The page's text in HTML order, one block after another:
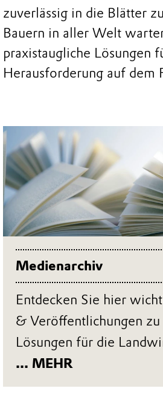
Medienarchiv
Entdecken Sie hier
& Veröffentlichungen zu
Lösungen für die
... MEHR
zuverlässig in die Blätter
Bauern in aller Welt
praxistaugliche Lösungen
Herausforderung auf dem